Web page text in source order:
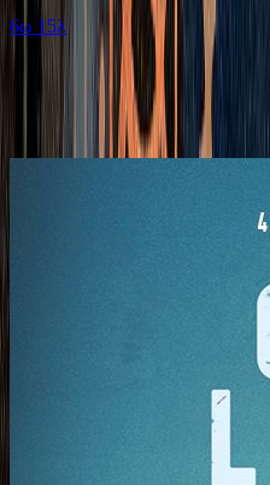
6ω 15λ
Παρόμοιες επιλογές